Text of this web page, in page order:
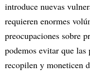
introduce nuevas
requieren enormes
preocupaciones sobre
podemos evitar que
recopilen y moneticen